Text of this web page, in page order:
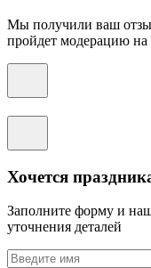
Мы получили ваш
пройдет модерацию на
Хочется
Заполните форму и
уточнения деталей